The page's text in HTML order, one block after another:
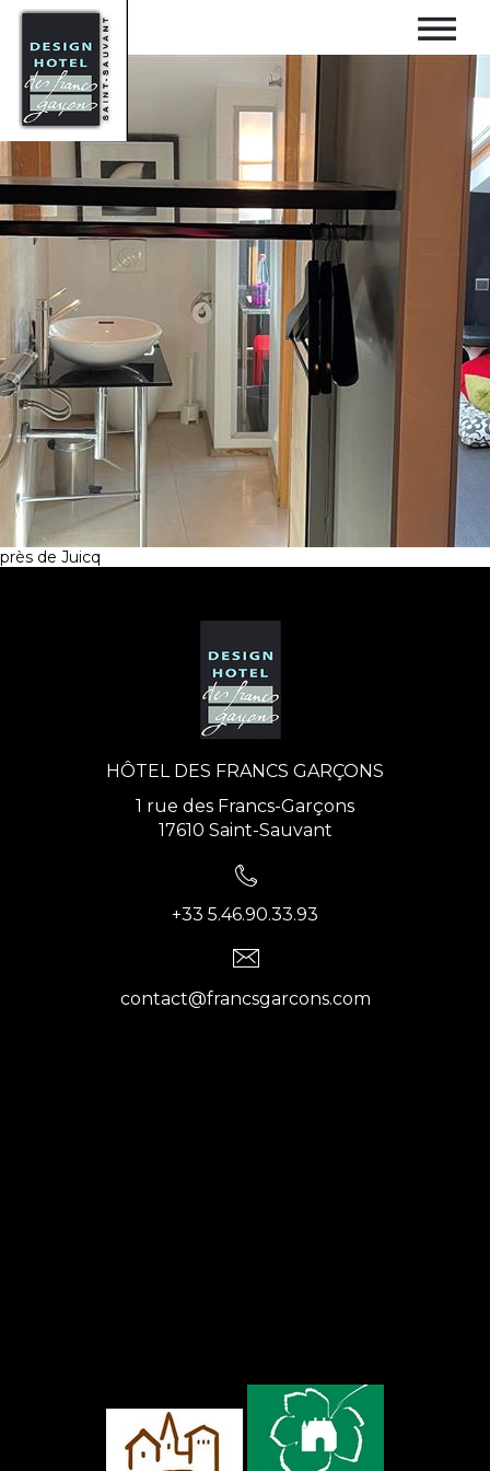
près de Juicq
HÔTEL DES FRANCS GARÇONS
1 rue des Francs-Garçons
17610 Saint-Sauvant
+33 5.46.90.33.93
contact@francsgarcons.com